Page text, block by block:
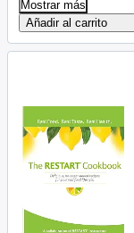
Mostrar más
Añadir al carrito